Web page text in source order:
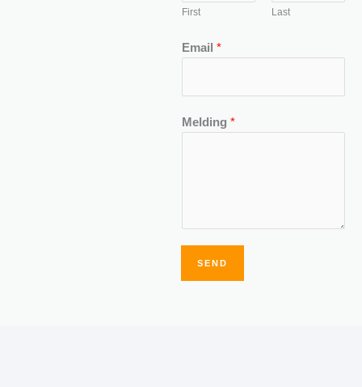
First Last
Email *
Melding *
SEND